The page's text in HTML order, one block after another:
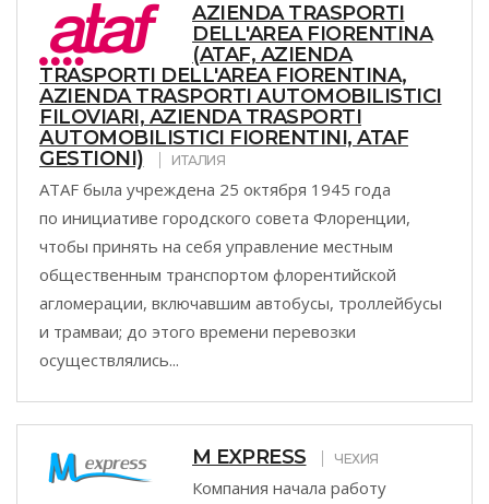
AZIENDA TRASPORTI
DELL'AREA FIORENTINA
(ATAF, AZIENDA
TRASPORTI DELL'AREA FIORENTINA,
AZIENDA TRASPORTI AUTOMOBILISTICI
FILOVIARI, AZIENDA TRASPORTI
AUTOMOBILISTICI FIORENTINI, ATAF
GESTIONI)
ИТАЛИЯ
ATAF была учреждена 25 октября 1945 года
по инициативе городского совета Флоренции,
чтобы принять на себя управление местным
общественным транспортом флорентийской
агломерации, включавшим автобусы, троллейбусы
и трамваи; до этого времени перевозки
осуществлялись...
M EXPRESS ЧЕХИЯ
Компания начала работу